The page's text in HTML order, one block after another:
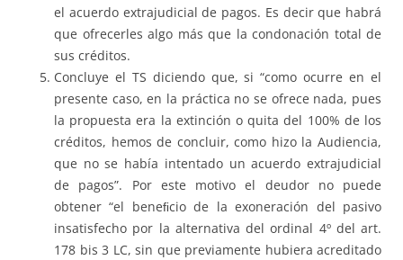
el acuerdo extrajudicial de pagos. Es decir que habrá
que ofrecerles algo más que la condonación total de
sus créditos.
Concluye el TS diciendo que, si “como ocurre en el
presente caso, en la práctica no se ofrece nada, pues
la propuesta era la extinción o quita del 100% de los
créditos, hemos de concluir, como hizo la Audiencia,
que no se había intentado un acuerdo extrajudicial
de pagos”. Por este motivo el deudor no puede
obtener “el beneﬁcio de la exoneración del pasivo
insatisfecho por la alternativa del ordinal 4º del art.
178 bis 3 LC, sin que previamente hubiera acreditado